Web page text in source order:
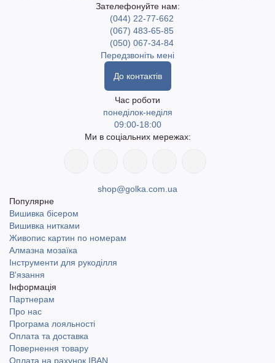
Зателефонуйте нам:
(044) 22-77-662
(067) 483-65-85
(050) 067-34-84
Передзвоніть мені
До контактів
Час роботи
понеділок-неділя
09:00-18:00
Ми в соціальних мережах:
shop@golka.com.ua
Популярне
Вишивка бісером
Вишивка нитками
Живопис картин по номерам
Алмазна мозаїка
Інструменти для рукоділля
В'язання
Інформація
Партнерам
Про нас
Програма лояльності
Оплата та доставка
Повернення товару
Оплата на рахунок IBAN